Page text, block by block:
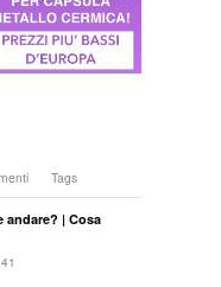
Tags
andare? | Cosa